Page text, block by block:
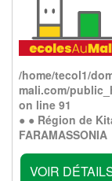
/home/tecol1/
mali.com/
on line 91
● ● Région de
FARAMASSONIA
VOIR